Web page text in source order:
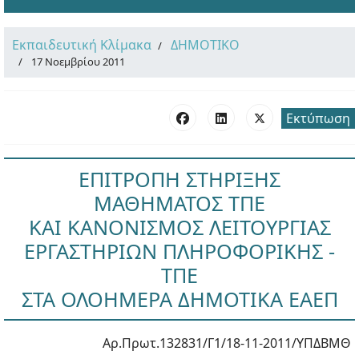
Εκπαιδευτική Κλίμακα ΔΗΜΟΤΙΚΟ
17 Νοεμβρίου 2011
Εκτύπωση
ΕΠΙΤΡΟΠΗ ΣΤΗΡΙΞΗΣ
ΜΑΘΗΜΑΤΟΣ ΤΠΕ
ΚΑΙ ΚΑΝΟΝΙΣΜΟΣ ΛΕΙΤΟΥΡΓΙΑΣ
ΕΡΓΑΣΤΗΡΙΩΝ ΠΛΗΡΟΦΟΡΙΚΗΣ -
ΤΠΕ
ΣΤΑ ΟΛΟΗΜΕΡΑ ΔΗΜΟΤΙΚΑ ΕΑΕΠ
Αρ.Πρωτ.132831/Γ1/18-11-2011/ΥΠΔΒΜΘ